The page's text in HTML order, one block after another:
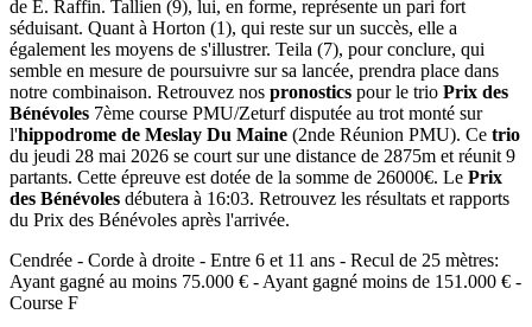
de E. Raffin. Tallien (9), lui, en forme, représente un pari fort
séduisant. Quant à Horton (1), qui reste sur un succès, elle a
également les moyens de s'illustrer. Teila (7), pour conclure, qui
semble en mesure de poursuivre sur sa lancée, prendra place dans
notre combinaison. Retrouvez nos pronostics pour le trio Prix des
Bénévoles 7ème course PMU/Zeturf disputée au trot monté sur
l'hippodrome de Meslay Du Maine (2nde Réunion PMU). Ce trio
du jeudi 28 mai 2026 se court sur une distance de 2875m et réunit 9
partants. Cette épreuve est dotée de la somme de 26000€. Le Prix
des Bénévoles débutera à 16:03. Retrouvez les résultats et rapports
du Prix des Bénévoles après l'arrivée.
Cendrée - Corde à droite - Entre 6 et 11 ans - Recul de 25 mètres:
Ayant gagné au moins 75.000 € - Ayant gagné moins de 151.000 € -
Course F